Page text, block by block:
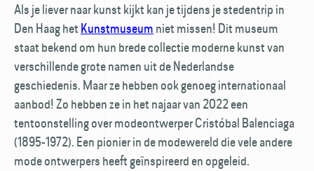
Als je liever naar kunst kijkt kan je tijdens je stedentrip in
Den Haag het Kunst­museum niet missen! Dit museum
staat bekend om hun brede collectie moderne kunst van
verschillende grote namen uit de Nederlandse
geschiedenis. Maar ze hebben ook genoeg internationaal
aanbod! Zo hebben ze in het najaar van 2022 een
tentoonstelling over mode­ontwerper Cristóbal Balenciaga
(1895-1972). Een pionier in de modewereld die vele andere
mode ontwerpers heeft geïnspireerd en opgeleid.